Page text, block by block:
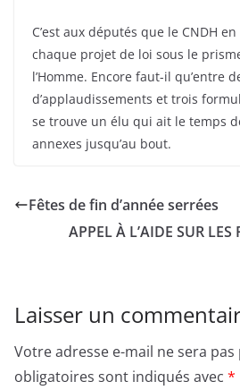
C’est aux députés que le CNDH
chaque projet de loi sous le
l’Homme. Encore faut-il qu’entre
d’applaudissements et trois
se trouve un élu qui ait le temps
annexes jusqu’au bout.
Fêtes de fin d’année serrées
APPEL À L’AIDE SUR
Laisser un
Votre adresse e-mail ne sera pas
obligatoires sont indiqués avec *